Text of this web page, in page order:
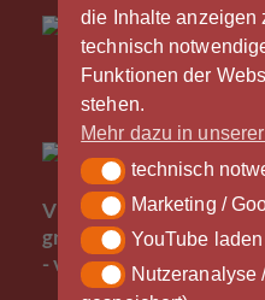
die Inhalte anzeigen
technisch
Funktionen der
stehen.
Mehr dazu in
technischtechnisch
Marketing / Google
Marketing /
YouTube laden
YouTube laden
Nutzeranalyse /
Nutzeranalyse
Vinylrausch wäre nicht
großzügige
- vielen Dank!